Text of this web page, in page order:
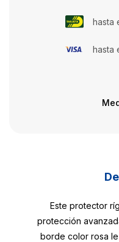
hasta
hasta
Este protector
protección
borde color rosa